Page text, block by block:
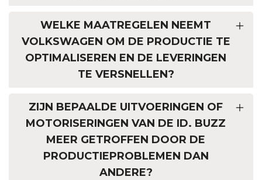
WELKE MAATREGELEN NEEMT
VOLKSWAGEN OM DE PRODUCTIE TE
OPTIMALISEREN EN DE LEVERINGEN
TE VERSNELLEN?
ZIJN BEPAALDE UITVOERINGEN OF
MOTORISERINGEN VAN DE ID. BUZZ
MEER GETROFFEN DOOR DE
PRODUCTIEPROBLEMEN DAN
ANDERE?